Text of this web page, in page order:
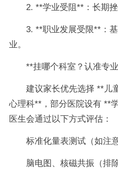
2. **学业受阻**：长期
3. **职业发展受限**：
业。
**挂哪个科室？认准专
建议家长优先选择 **儿
心理科**，部分医院设有 **
医生会通过以下方式评估：
标准化量表测试（如注
脑电图、核磁共振（排